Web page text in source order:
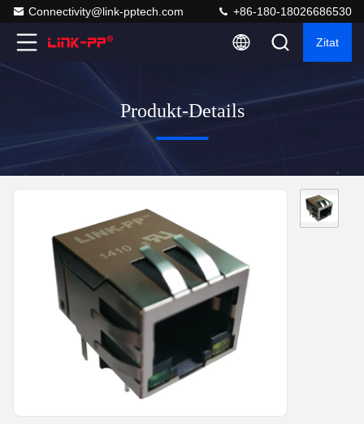
Connectivity@link-pptech.com +86-180-18026686530
Zitat
Produkt-Details